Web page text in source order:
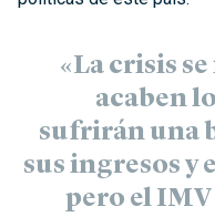
«La crisis
acaben
sufrirán una
sus ingresos y
pero el